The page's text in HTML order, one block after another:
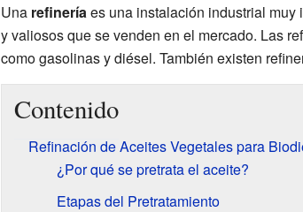
Una refineríaes una instalación industrial muy
y valiosos que se venden en el mercado. Las
como gasolinas y diésel. También existen
Contenido
Refinación de Aceites Vegetales para
¿Por qué se pretrata el aceite?
Etapas del Pretratamiento